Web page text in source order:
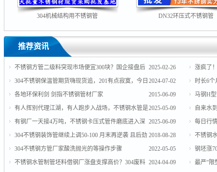
304机械结构用不锈钢管 DN32环压式不锈钢管
推荐资讯
2025-02-26
不锈钢方管二级料突现市场便宜300块？国企接盘后
开始放大招！
涨疯了
2024-07-02
304不锈钢保温管期货嗨现货追，201有点寂寞，今日
板卷市场涨50-100
时长6
2015-06-09
各地环保利剑 剑指不锈钢管材厂家
马钢H
2025-05-09
有人挥别代理江湖，有人跑步入战场，不锈钢水管是
妥妥的围城！
自来水
2025-06-09
有钢厂一天接4万吨，不锈钢卡压式管件磨底进入深
水区#周均价
每日行
自动翻转...
2018-08-28
304不锈钢装饰管继续上调50-100 月末再逆袭 且后劲
十足！
不锈钢
买，马上
2022-05-05
304不锈钢方管厂家酸洗抛光的等操作步骤
钢坯涨
律停产！
2024-04-09
不锈钢水管制管坯料借钢厂涨盘支撑高价？304废料
最严“限